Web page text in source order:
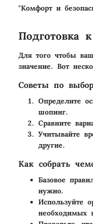
"Комфорт и
Подготовка
Для того чтобы
значение. Вот
Советы по
Определите
шопинг.
Сравните
Учитывайте
другие.
Как собрать
Базовое
нужно.
Используйте
необходимых